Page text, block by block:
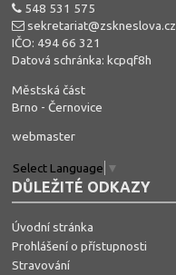
548 531 575
sekretariat@zskneslova.cz
IČO: 494 66 321
Datová schránka: kcpqf8h
Městská část
Brno - Černovice
webmaster
Select Language ▼
DŮLEŽITÉ ODKAZY
Úvodní stránka
Prohlášení o přístupnosti
Stravování